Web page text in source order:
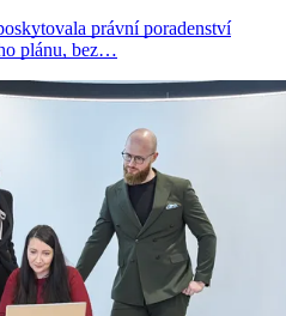
právní poradenství
plánu, bez…